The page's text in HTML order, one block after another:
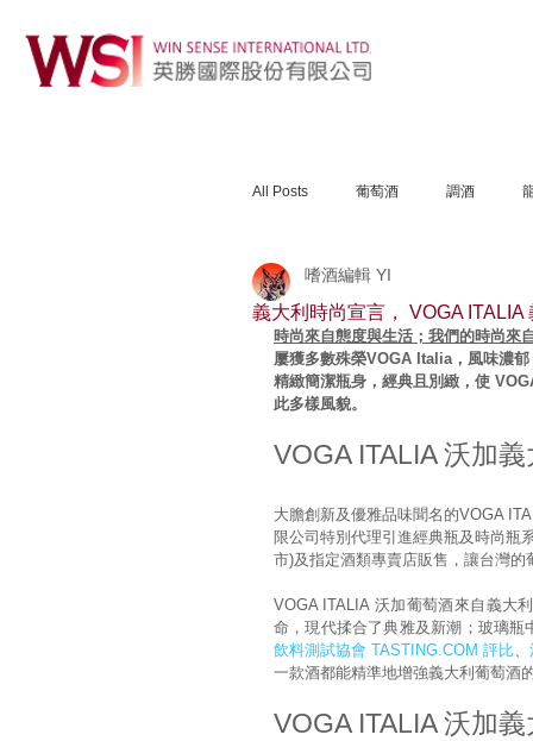
All Posts 葡萄酒 調酒
義大利時尚宣言， VOGA
嗜酒編輯 YI
時尚來自態度與生活；我們的時尚來
屢獲多數殊榮VOGA Italia，風味濃
精緻簡潔瓶身，經典且別緻，使
此多樣風貌。
VOGA ITALIA 沃加
大膽創新及優雅品味聞名的VOGA
限公司特別代理引進經典瓶及時尚瓶
市)及指定酒類專賣店販售，讓台灣
VOGA ITALIA 沃加葡萄酒來自義大
命，現代揉合了典雅及新潮；玻璃
飲料測試協會 TASTING.COM 評比、
一款酒都能精準地增強義大利葡萄酒
VOGA ITALIA 沃加